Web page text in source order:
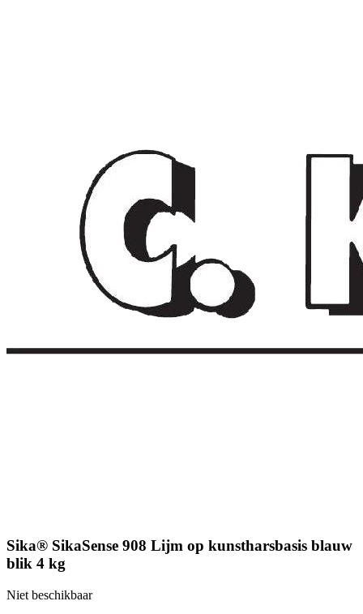
Sika® SikaSense 908 Lijm op kunstharsbasis blauw
blik 4 kg
Niet beschikbaar